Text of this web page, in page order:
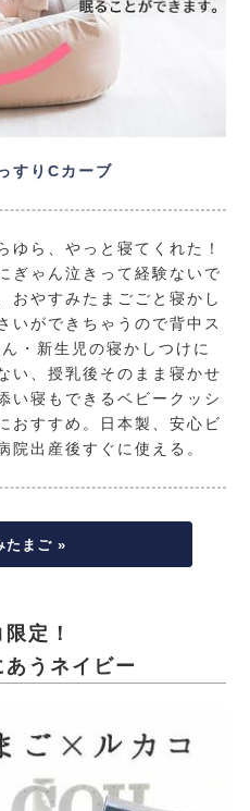
すりCカーブ
ゆら、やっと寝てくれた！
ぎゃん泣きって経験ないで
おやすみたまごごと寝かし
いができちゃうので背中ス
・新生児の寝かしつけに
い、授乳後そのまま寝かせ
い寝もできるベビークッシ
おすすめ。日本製、安心ビ
院出産後すぐに使える。
たまご »
定！
うネイビー